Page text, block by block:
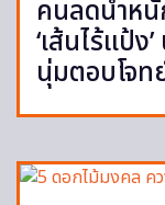
คนลดน้ำหนั
‘เส้นไร้แป้
นุ่มตอบโจท